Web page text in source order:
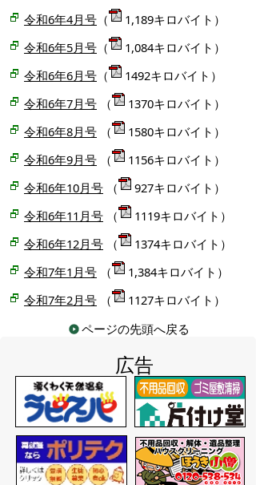
令和6年4月号 （
1,189キロバイト）
令和6年5月号 （
1,084キロバイト）
令和6年6月号 （
1492キロバイト）
令和6年7月号 （
1370キロバイト）
令和6年8月号 （
1580キロバイト）
令和6年9月号 （
1156キロバイト）
令和6年10月号 （
927キロバイト）
令和6年11月号 （
1119キロバイト）
令和6年12月号 （
1374キロバイト）
令和7年1月号 （
1,384キロバイト）
令和7年2月号 （
1127キロバイト）
ページの先頭へ戻る
広告